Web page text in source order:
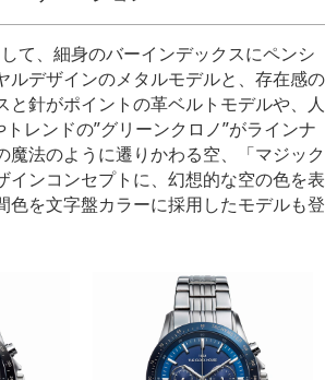
て、細身のバーインデックスにペンシ
ルデザインのメタルモデルと、存在感の
と針がポイントの革ベルトモデルや、人
レンドの”グリーンクロノ”がラインナ
魔法のように遷りかわる空、「マジック
インコンセプトに、幻想的な空の色を表
色を文字盤カラーに採用したモデルも登